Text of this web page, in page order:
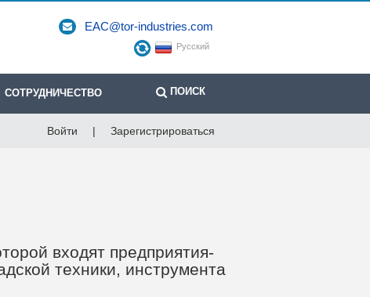
EAC@tor-industries.com
Русский
СОТРУДНИЧЕСТВО ПОИСК
Войти | Зарегистрироваться
входят предприятия-
техники, инструмента